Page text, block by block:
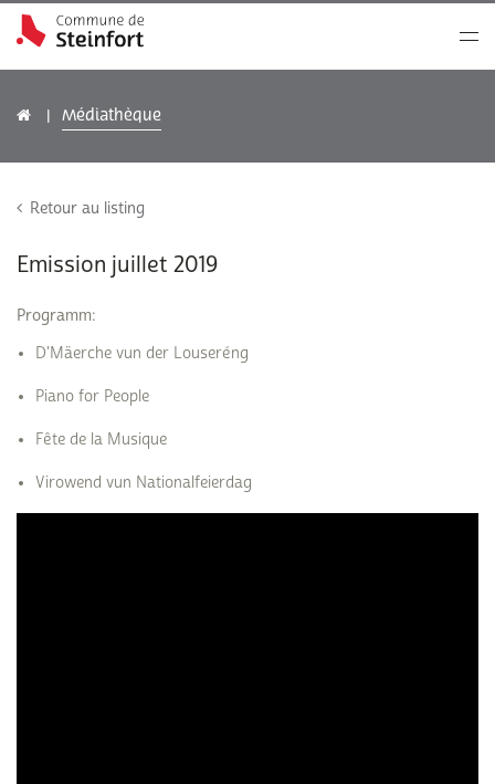
Médiathèque
Retour au listing
Emission juillet 2019
Programm:
D'Mäerche vun der Louseréng
Piano for People
Fête de la Musique
Virowend vun Nationalfeierdag